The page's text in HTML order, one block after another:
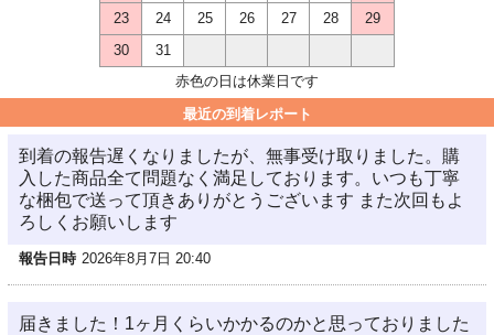
23
24 25 26 27 28
29
30
31
赤色の日は休業日です
最近の到着レポート
到着の報告遅くなりましたが、無事受け取りました。購
入した商品全て問題なく満足しております。いつも丁寧
な梱包で送って頂きありがとうございます また次回もよ
ろしくお願いします
報告日時 2026年8月7日 20:40
届きました！1ヶ月くらいかかるのかと思っておりました